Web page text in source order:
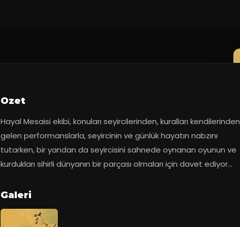
Ozet
Hayal Mesaisi ekibi, konuları seyircilerinden, kuralları kendilerinden
gelen performanslarla, seyircinin ve günlük hayatın nabzını
tutarken, bir yandan da seyircisini sahnede oynanan oyunun ve
kurdukları sihirli dünyanın bir parçası olmaları için davet ediyor...
Galeri